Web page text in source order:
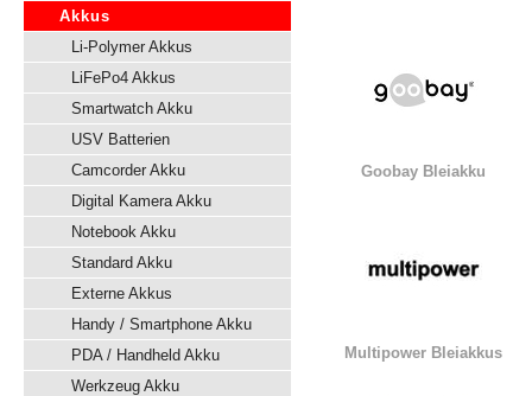
Akkus
Li-Polymer Akkus
LiFePo4 Akkus
Smartwatch Akku
USV Batterien
Camcorder Akku
Digital Kamera Akku
Notebook Akku
Standard Akku
Externe Akkus
Handy / Smartphone Akku
PDA / Handheld Akku
Werkzeug Akku
Goobay Bleiakku
Multipower Bleiakkus